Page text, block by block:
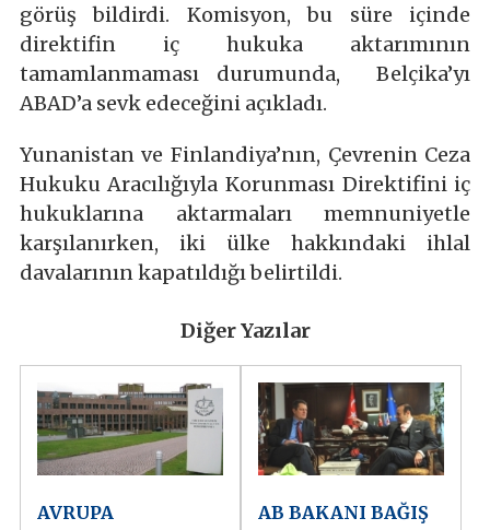
görüş bildirdi. Komisyon, bu süre içinde
direktifin iç hukuka aktarımının
tamamlanmaması durumunda, Belçika’yı
ABAD’a sevk edeceğini açıkladı.
Yunanistan ve Finlandiya’nın, Çevrenin Ceza
Hukuku Aracılığıyla Korunması Direktifini iç
hukuklarına aktarmaları memnuniyetle
karşılanırken, iki ülke hakkındaki ihlal
davalarının kapatıldığı belirtildi.
Diğer Yazılar
AVRUPA
AB BAKANI BAĞIŞ